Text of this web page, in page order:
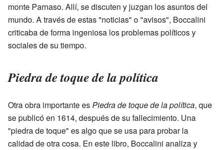
monte Parnaso. Allí, se discuten y juzgan los asuntos del
mundo. A través de estas "noticias" o "avisos", Boccalini
criticaba de forma ingeniosa los problemas políticos y
sociales de su tiempo.
Piedra de toque de la política
Otra obra importante esPiedra de toque de la política, que
se publicó en 1614, después de su fallecimiento. Una
"piedra de toque" es algo que se usa para probar la
calidad de otra cosa. En este libro, Boccalini analiza y